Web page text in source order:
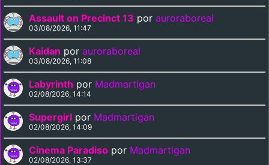
Assault on Precinct 13 por auroraboreal
03/08/2026, 11:47
Kaidan por auroraboreal
03/08/2026, 11:08
Labyrinth por Madmartigan
02/08/2026, 14:14
Supergirl por Madmartigan
02/08/2026, 14:09
Cinema Paradiso por Madmartigan
02/08/2026, 13:37